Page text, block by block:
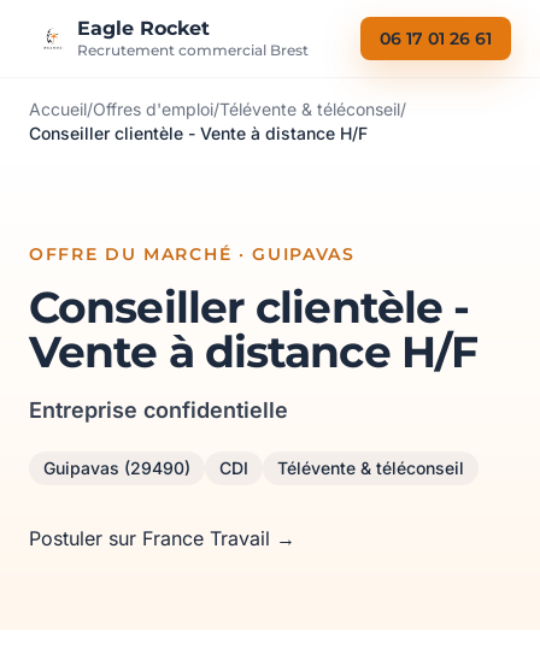
Eagle Rocket
Recrutement commercial Brest
06 17 01 26 61
Accueil/Offres d'emploi/Télévente & téléconseil/
Conseiller clientèle - Vente à distance H/F
OFFRE DU MARCHÉ · GUIPAVAS
Conseiller clientèle -
Vente à distance H/F
Entreprise confidentielle
Guipavas (29490) CDI Télévente & téléconseil
Postuler sur France Travail →